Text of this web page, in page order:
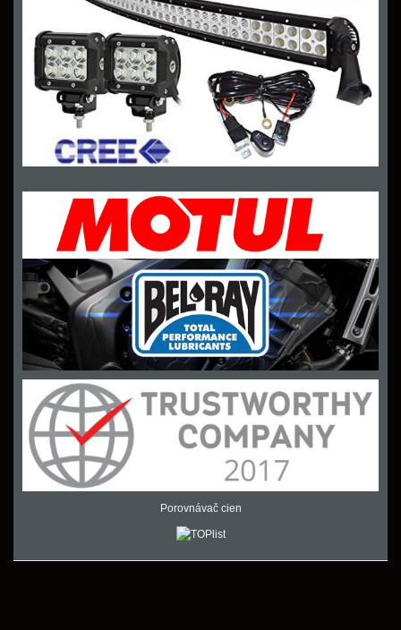
Porovnávač cien